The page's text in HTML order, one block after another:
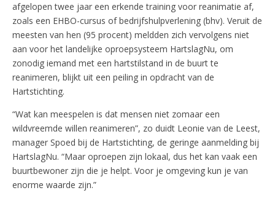
afgelopen twee jaar een erkende training voor reanimatie af,
zoals een EHBO-cursus of bedrijfshulpverlening (bhv). Veruit de
meesten van hen (95 procent) meldden zich vervolgens niet
aan voor het landelijke oproepsysteem HartslagNu, om
zonodig iemand met een hartstilstand in de buurt te
reanimeren, blijkt uit een peiling in opdracht van de
Hartstichting.
“Wat kan meespelen is dat mensen niet zomaar een
wildvreemde willen reanimeren”, zo duidt Leonie van de Leest,
manager Spoed bij de Hartstichting, de geringe aanmelding bij
HartslagNu. “Maar oproepen zijn lokaal, dus het kan vaak een
buurtbewoner zijn die je helpt. Voor je omgeving kun je van
enorme waarde zijn.”